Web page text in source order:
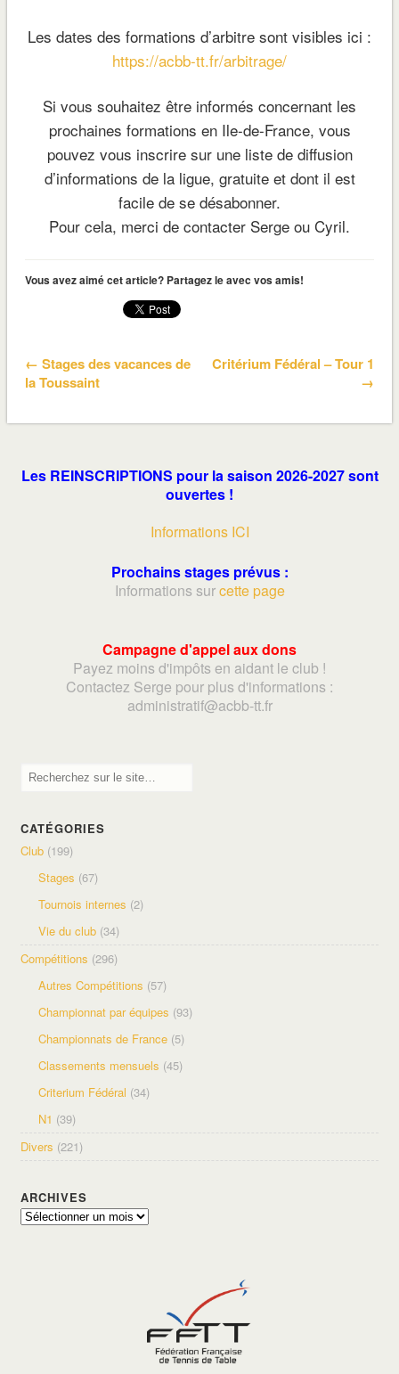
Les dates des formations d’arbitre sont visibles ici :
https://acbb-tt.fr/arbitrage/
Si vous souhaitez être informés concernant les
prochaines formations en Ile-de-France, vous
pouvez vous inscrire sur une liste de diffusion
d’informations de la ligue, gratuite et dont il est
facile de se désabonner.
Pour cela, merci de contacter Serge ou Cyril.
Vous avez aimé cet article? Partagez le avec vos amis!
← Stages des vacances de
la Toussaint
Critérium Fédéral – Tour 1
→
Les REINSCRIPTIONS pour la saison 2026-2027 sont
ouvertes !
Informations ICI
Prochains stages prévus :
Informations surcette page
Campagne d'appel aux dons
Payez moins d'impôts en aidant le club !
Contactez Serge pour plus d'informations :
administratif@acbb-tt.fr
CATÉGORIES
Club (199)
Stages (67)
Tournois internes (2)
Vie du club (34)
Compétitions (296)
Autres Compétitions (57)
Championnat par équipes (93)
Championnats de France (5)
Classements mensuels (45)
Criterium Fédéral (34)
N1 (39)
Divers (221)
ARCHIVES
Archives